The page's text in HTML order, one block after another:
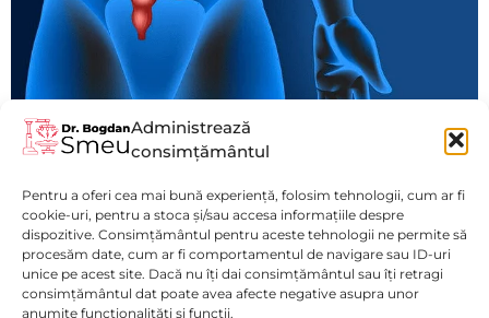
Administrează
consimțământul
Pentru a oferi cea mai bună experiență, folosim tehnologii, cum ar fi
cookie-uri, pentru a stoca și/sau accesa informațiile despre
dispozitive. Consimțământul pentru aceste tehnologii ne permite să
procesăm date, cum ar fi comportamentul de navigare sau ID-uri
unice pe acest site. Dacă nu îți dai consimțământul sau îți retragi
consimțământul dat poate avea afecte negative asupra unor
anumite funcționalități și funcții.
Obstructie Intestinală
Vezi mai mult